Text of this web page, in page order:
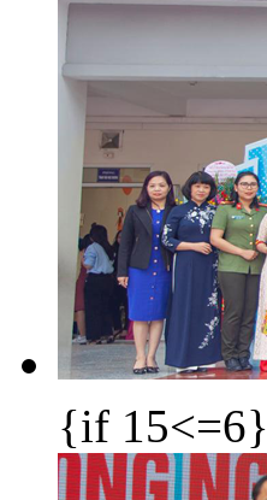
{if 15<=6}